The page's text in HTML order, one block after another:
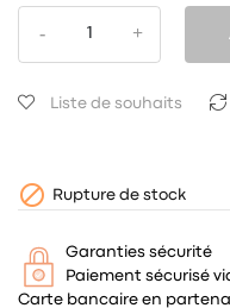
Liste de souhaits
 Rupture de stock
Garanties sécurité
Paiement sécurisé
Carte bancaire en